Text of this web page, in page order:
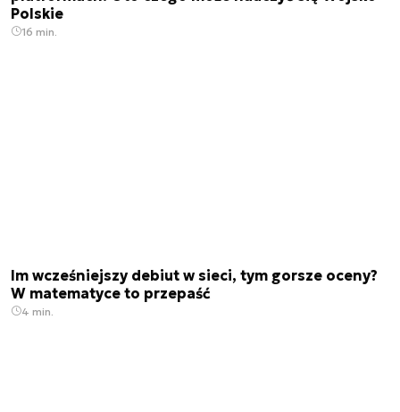
Polskie
16 min.
Im wcześniejszy debiut w sieci, tym gorsze oceny?
W matematyce to przepaść
4 min.